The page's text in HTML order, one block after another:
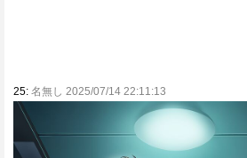
25: 名無し 2025/07/14 22:11:13